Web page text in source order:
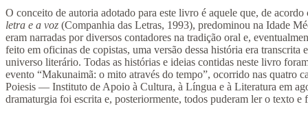
O conceito de autoria adotado para este livro é aquele que, de
letra e a voz (Companhia das Letras, 1993), predominou na Idade
eram narradas por diversos contadores na tradição oral e,
feito em oficinas de copistas, uma versão dessa história era transcrita
universo literário. Todas as histórias e ideias contidas neste livro
evento “Makunaimã: o mito através do tempo”, ocorrido nas quatro
Poiesis — Instituto de Apoio à Cultura, à Língua e à Literatura em
dramaturgia foi escrita e, posteriormente, todos puderam ler o texto e